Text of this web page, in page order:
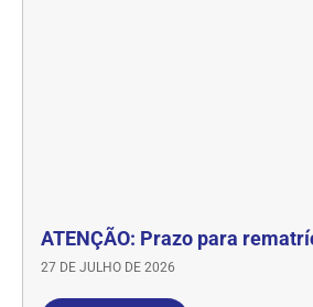
ATENÇÃO: Prazo para
27 DE JULHO DE 2026